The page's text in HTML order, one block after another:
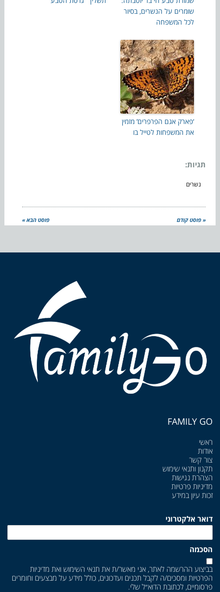
שומרים על הנשרים, בסיור
לכל המשפחה
‘פארק אגם הפרפרים’ מזמין
את המשפחות לטייל בו
תגיות:
נשרים
« פוסט קודם פוסט הבא »
FAMILY GO
ראשי
אודות
צור קשר
תקנון ותנאי שימוש
הצהרת נגישות
מדיניות פרטיות
זכות עיון במידע
דואר אלקטרוני
הסכמה
בביצוע ההרשמה לאתר, אני מאשר/ת את תנאי השימוש ואת מדיניות
הפרטיות ומסכים/ה לקבל תכנים ועדכונים, כולל מידע על מבצעים וחומרים
פרסומיים, לכתובת הדוא״ל שלי.